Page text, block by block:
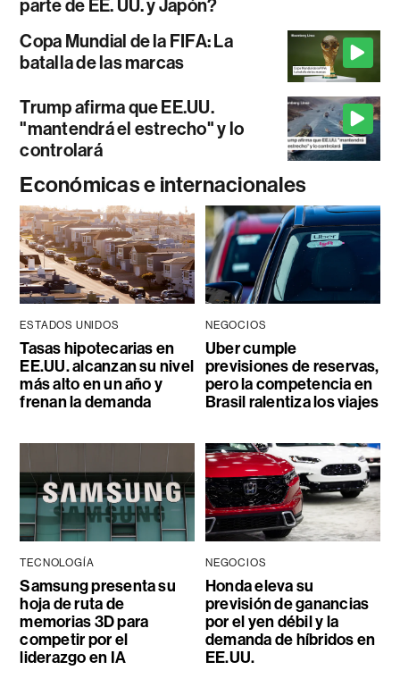
parte de EE. UU. y Japón?
Copa Mundial de la FIFA: La
batalla de las marcas
Trump afirma que EE.UU.
"mantendrá el estrecho" y lo
controlará
Económicas e internacionales
ESTADOS UNIDOS
Tasas hipotecarias en
EE.UU. alcanzan su nivel
más alto en un año y
frenan la demanda
NEGOCIOS
Uber cumple
previsiones de reservas,
pero la competencia en
Brasil ralentiza los viajes
TECNOLOGÍA
Samsung presenta su
hoja de ruta de
memorias 3D para
competir por el
liderazgo en IA
NEGOCIOS
Honda eleva su
previsión de ganancias
por el yen débil y la
demanda de híbridos en
EE.UU.